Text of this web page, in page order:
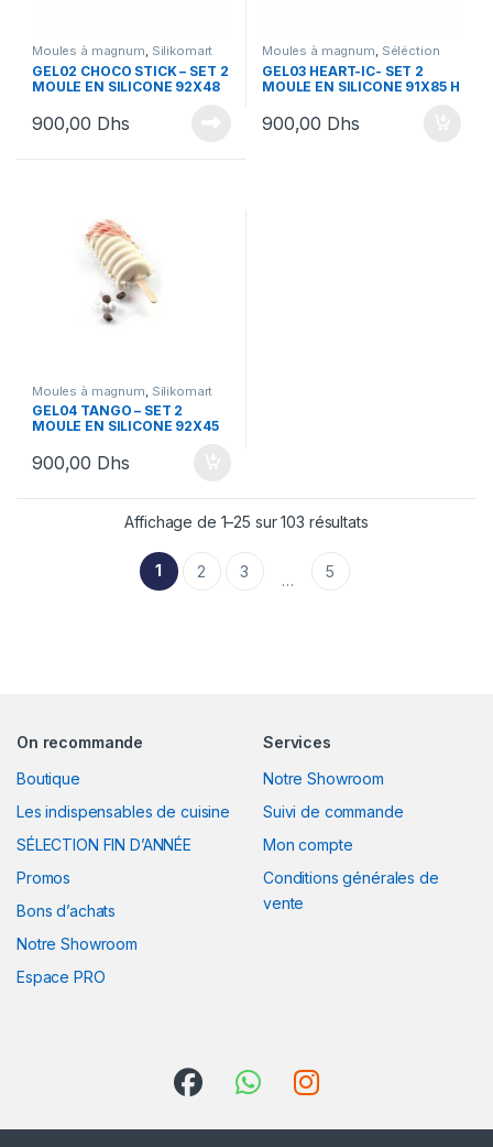
Moules à magnum, Silikomart
GEL02 CHOCO STICK – SET 2
MOULE EN SILICONE 92X48
900,00 Dhs
Moules à magnum, Séléction
Saint Valentin,Silikomart
GEL03 HEART-IC- SET 2
MOULE EN SILICONE 91X85 H
900,00 Dhs
Moules à magnum Silikomart
GEL04 TANGO – SET 2
MOULE EN SILICONE 92X45
900,00 Dhs
Affichage de 1–25 sur 103 résultats
1 2 3 … 5
On recommande
Boutique
Les indispensables de cuisine
SÉLECTION FIN D’ANNÉE
Promos
Bons d’achats
Notre Showroom
Espace PRO
Services
Notre Showroom
Suivi de commande
Mon compte
Conditions générales de
vente